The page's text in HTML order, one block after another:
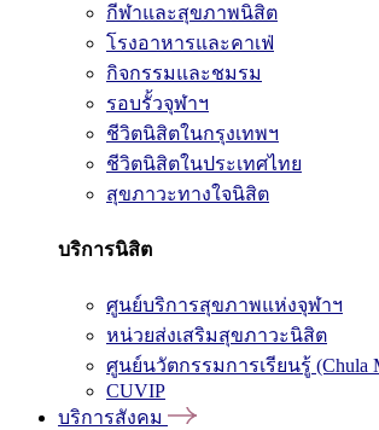
กีฬาและสุขภาพนิสิต
โรงอาหารและคาเฟ่
กิจกรรมและชมรม
รอบรั้วจุฬาฯ
ชีวิตนิสิตในกรุงเทพฯ
ชีวิตนิสิตในประเทศไทย
สุขภาวะทางใจนิสิต
บริการนิสิต
ศูนย์บริการสุขภาพแห่งจุฬาฯ
หน่วยส่งเสริมสุขภาวะนิสิต
ศูนย์นวัตกรรมการเรียนรู้ (Chula
CUVIP
บริการสังคม